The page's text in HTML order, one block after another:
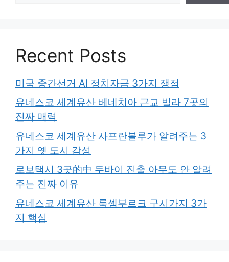
Recent Posts
미국 중간선거 AI 정치자금 3가지 쟁점
유네스코 세계유산 베네치아 근교 빌라 7곳의
진짜 매력
유네스코 세계유산 사프란볼루가 알려주는 3
가지 옛 도시 감성
로보택시 3곳的中 두바이 진출 아무도 안 알려
주는 진짜 이유
유네스코 세계유산 룩셈부르크 구시가지 3가
지 핵심